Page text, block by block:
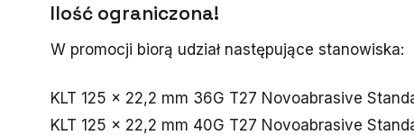
Ilość ograniczona!
W promocji biorą udział następujące stanowiska:
KLT 125 x 22,2 mm 36G T27 Novoabrasive
KLT 125 x 22,2 mm 40G T27 Novoabrasive